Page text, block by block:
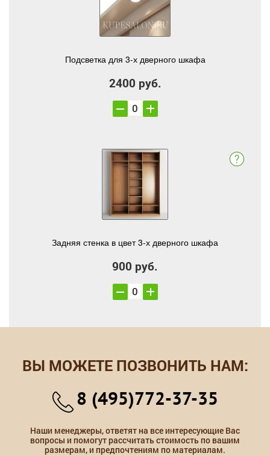
Подсветка для 3-х дверного шкафа
2400 руб.
Задняя стенка в цвет 3-х дверного шкафа
900 руб.
ВЫ МОЖЕТЕ ПОЗВОНИТЬ НАМ:
8 (495)772-37-35
Наши менеджеры, ответят на все интересующие Вас
вопросы и помогут рассчитать стоимость по вашим
размерам, и предпочтениям по материалам.